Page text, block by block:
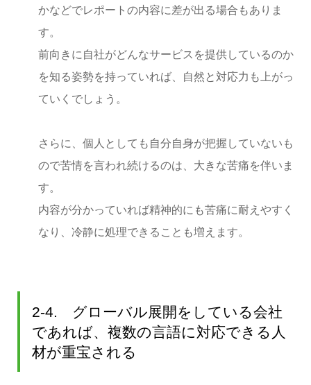
かなどでレポートの内容に差が出る場合もありま
す。
前向きに自社がどんなサービスを提供しているのか
を知る姿勢を持っていれば、自然と対応力も上がっ
ていくでしょう。
さらに、個人としても自分自身が把握していないも
ので苦情を言われ続けるのは、大きな苦痛を伴いま
す。
内容が分かっていれば精神的にも苦痛に耐えやすく
なり、冷静に処理できることも増えます。
2-4. グローバル展開をしている会社
であれば、複数の言語に対応できる人
材が重宝される